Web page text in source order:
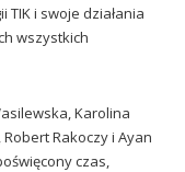
i swoje działania
wszystkich
Karolina
Rakoczy i Ayan
czas,